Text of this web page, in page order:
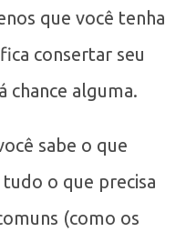
que você tenha
consertar seu
chance alguma.
sabe o que
o que precisa
(como os